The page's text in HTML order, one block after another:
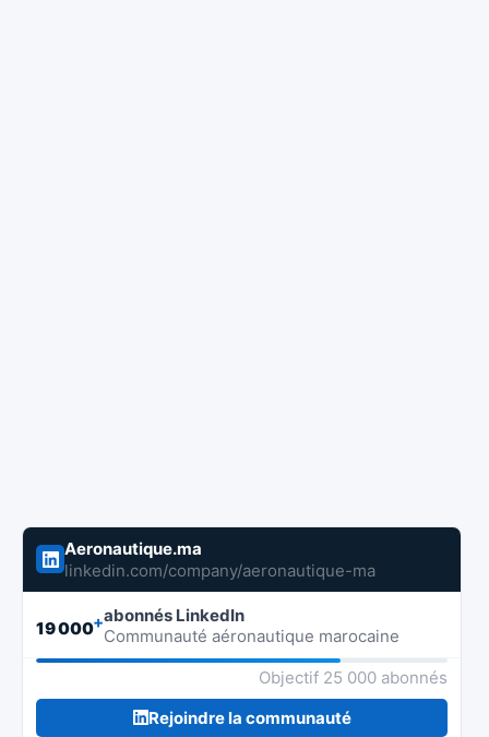
Aeronautique.ma
linkedin.com/company/aeronautique-ma
19 000+abonnés LinkedIn
Communauté aéronautique marocaine
Objectif 25 000 abonnés
Rejoindre la communauté